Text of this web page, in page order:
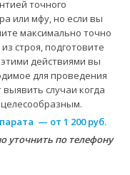
точного
или мфу, но если вы
максимально точно
строя, подготовите
действиями вы
для проведения
случаи когда
— от 1 200 руб.
по телефону